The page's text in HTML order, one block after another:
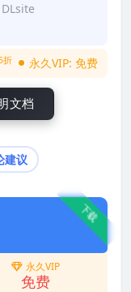
DLsite
折 永久VIP: 免费
文档
建议
下载
永久VIP
免费